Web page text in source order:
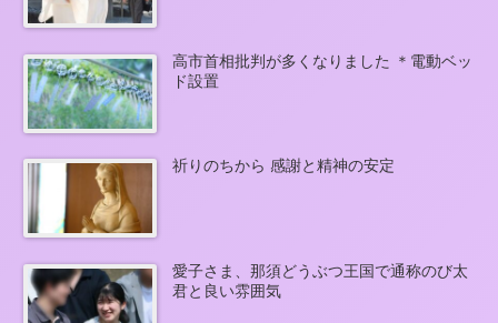
高市首相批判が多くなりました ＊電動ベッ
ド設置
祈りのちから 感謝と精神の安定
愛子さま、那須どうぶつ王国で通称のび太
君と良い雰囲気